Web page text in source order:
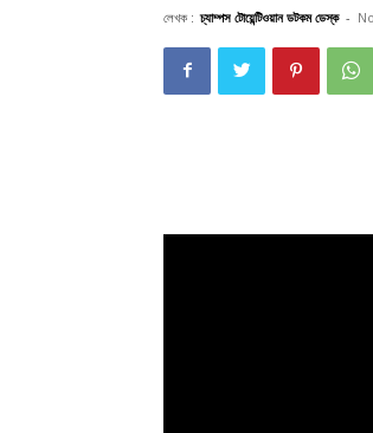
লেখক : চ্যাম্পস টোয়েন্টিওয়ান ডটকম ডেস্ক -